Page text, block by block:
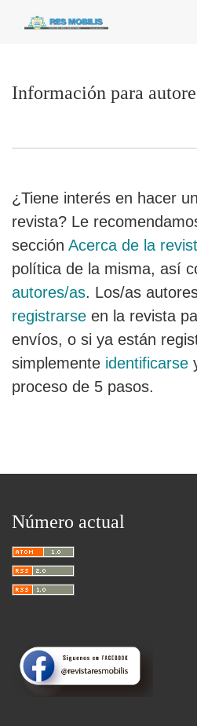
Información para
¿Tiene interés en hacer
revista? Le
sección Acerca de la
política de la misma, así
autores/as. Los/as
registrarse en la revista
envíos, o si ya están
simplemente identificarse
proceso de 5 pasos.
Número actual